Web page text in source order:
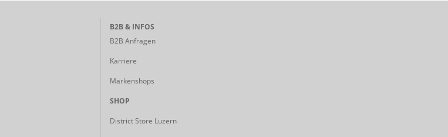
B2B & INFOS
B2B Anfragen
Karriere
Markenshops
SHOP
District Store Luzern